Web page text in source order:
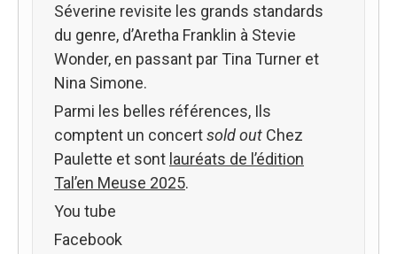
Séverine revisite les grands standards
du genre, d’Aretha Franklin à Stevie
Wonder, en passant par Tina Turner et
Nina Simone.
Parmi les belles références, Ils
comptent un concertsold out Chez
Paulette et sont lauréats de l’édition
Tal’en Meuse 2025.
You tube
Facebook